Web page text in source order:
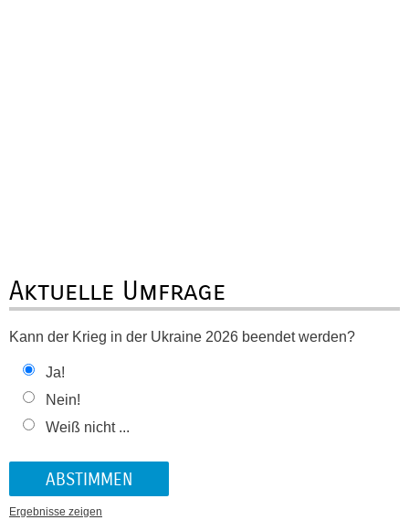
Aktuelle Umfrage
Kann der Krieg in der Ukraine 2026 beendet werden?
Ja!
Nein!
Weiß nicht ...
Ergebnisse zeigen